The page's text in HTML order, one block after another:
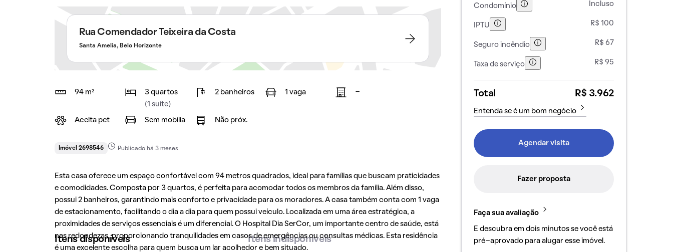
Rua Comendador Teixeira da Costa
Santa Amelia, Belo Horizonte
94 m²
3 quartos
(1 suíte)
2 banheiros 1 vaga -
Aceita pet Sem mobília Não próx.
Imóvel 2698546 Publicado há 3 meses
Esta casa oferece um espaço confortável com 94 metros quadrados, ideal para famílias que buscam praticidades
e comodidades. Composta por 3 quartos, é perfeita para acomodar todos os membros da família. Além disso,
possui 2 banheiros, garantindo mais conforto e privacidade para os moradores. A casa também conta com 1 vaga
de estacionamento, facilitando o dia a dia para quem possui veículo. Localizada em uma área estratégica, a
proximidades de serviços essenciais é um diferencial. O Hospital Dia SerCor, um importante centro de saúde, está
nas redondezas, proporcionando tranquilidades em casos de emergências ou consultas médicas. Esta residência
é uma excelente escolha para quem busca um lar acolhedor e bem situado.
Itens disponíveis Itens indisponíveis
Condomínio Incluso
IPTU R$ 100
Seguro incêndio R$ 67
Taxa de serviço R$ 95
Total R$ 3.962
Entenda se é um bom negócio
Agendar visita
Fazer proposta
Faça sua avaliação
E descubra em dois minutos se você está
pré-aprovado para alugar esse imóvel.